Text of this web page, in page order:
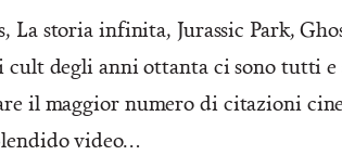
La storia infinita, Jurassic Park,
degli anni ottanta ci sono tutti e
il maggior numero di citazioni
video…